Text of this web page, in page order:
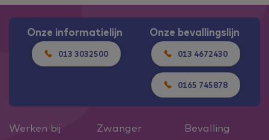
Onze informatielijn
013 3032500
Onze bevallingslijn
013 4672430
0165 745878
Werken bij Zwanger
Bevalling